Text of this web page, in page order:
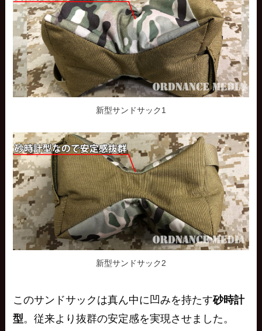
新型サンドサック1
新型サンドサック2
このサンドサックは真ん中に凹みを持たす砂時計
型。従来より抜群の安定感を実現させました。